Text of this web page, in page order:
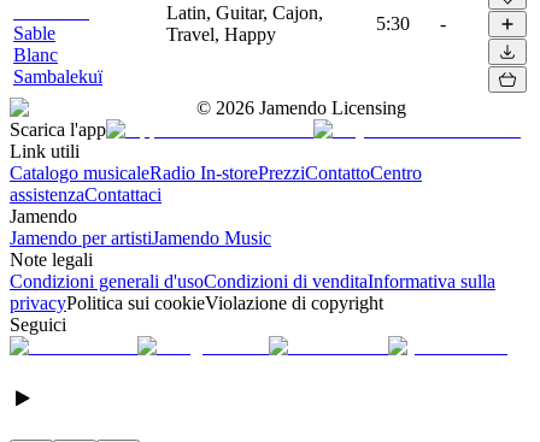
Sable
Blanc
Sambalekuï
Latin, Guitar, Cajon,
Travel, Happy
5:30 -
© 2026 Jamendo Licensing
Scarica l'app
Link utili
Catalogo musicaleRadio In-storePrezziContattoCentro
assistenzaContattaci
Jamendo
Jamendo per artistiJamendo Music
Note legali
Condizioni generali d'usoCondizioni di venditaInformativa sulla
privacyPolitica sui cookieViolazione di copyright
Seguici